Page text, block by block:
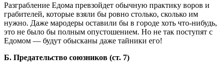
Разграбление Едома превзойдет обычную практику воров и
грабителей, которые взяли бы ровно столько, сколько им
нужно. Даже мародеры оставили бы в городе хоть что-нибудь,
это не было бы полным опустошением. Но не так поступят с
Едомом — будут обысканы даже тайники его!
Б. Предательство союзников (ст. 7)